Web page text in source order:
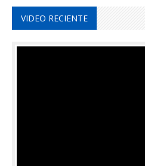
VIDEO RECIENTE